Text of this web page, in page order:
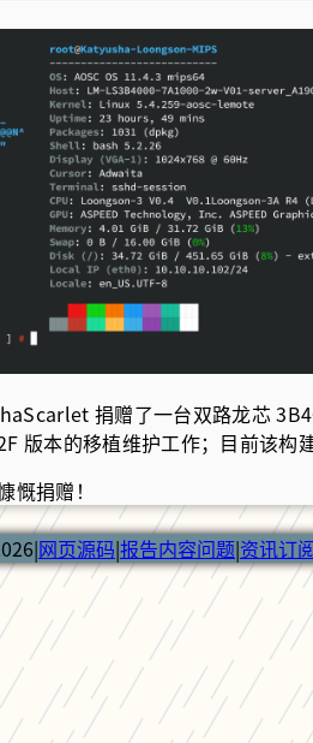
捐赠了一台双路龙芯
版本的移植维护工作；目前该
捐赠！
|网页源码|报告内容问题|资讯订